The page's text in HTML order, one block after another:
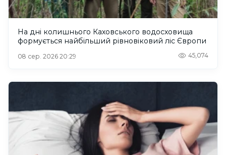
На дні колишнього Каховського водосховища
формується найбільший рівновіковий ліс Європи
08 сер. 2026 20:29 45,074